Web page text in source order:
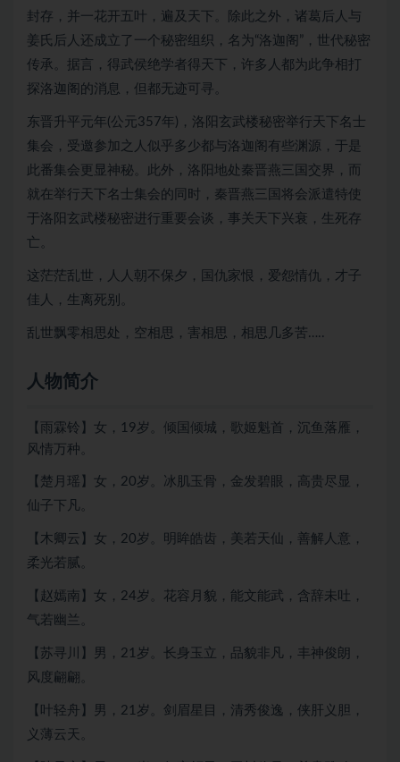
封存，并一花开五叶，遍及天下。除此之外，诸葛后人与
姜氏后人还成立了一个秘密组织，名为“洛迦阁”，世代秘密
传承。据言，得武侯绝学者得天下，许多人都为此争相打
探洛迦阁的消息，但都无迹可寻。
东晋升平元年(公元357年)，洛阳玄武楼秘密举行天下名士
集会，受邀参加之人似乎多少都与洛迦阁有些渊源，于是
此番集会更显神秘。此外，洛阳地处秦晋燕三国交界，而
就在举行天下名士集会的同时，秦晋燕三国将会派遣特使
于洛阳玄武楼秘密进行重要会谈，事关天下兴衰，生死存
亡。
这茫茫乱世，人人朝不保夕，国仇家恨，爱怨情仇，才子
佳人，生离死别。
乱世飘零相思处，空相思，害相思，相思几多苦…..
人物简介
【雨霖铃】女，19岁。倾国倾城，歌姬魁首，沉鱼落雁，
风情万种。
【楚月瑶】女，20岁。冰肌玉骨，金发碧眼，高贵尽显，
仙子下凡。
【木卿云】女，20岁。明眸皓齿，美若天仙，善解人意，
柔光若腻。
【赵嫣南】女，24岁。花容月貌，能文能武，含辞未吐，
气若幽兰。
【苏寻川】男，21岁。长身玉立，品貌非凡，丰神俊朗，
风度翩翩。
【叶轻舟】男，21岁。剑眉星目，清秀俊逸，侠肝义胆，
义薄云天。